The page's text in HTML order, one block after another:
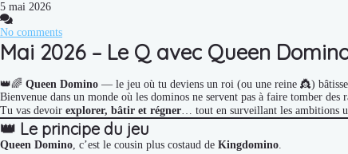
5 mai 2026
No comments
Mai 2026 – Le Q avec Queen
👑🌈 Queen Domino — le jeu où tu deviens un roi (ou une reine 👸)
Bienvenue dans un monde où les dominos ne servent pas à faire tomber
Tu vas devoir explorer, bâtir et régner… tout en surveillant les ambitions
👑 Le principe du jeu
Queen Domino, c’est le cousin plus costaud de Kingdomino.